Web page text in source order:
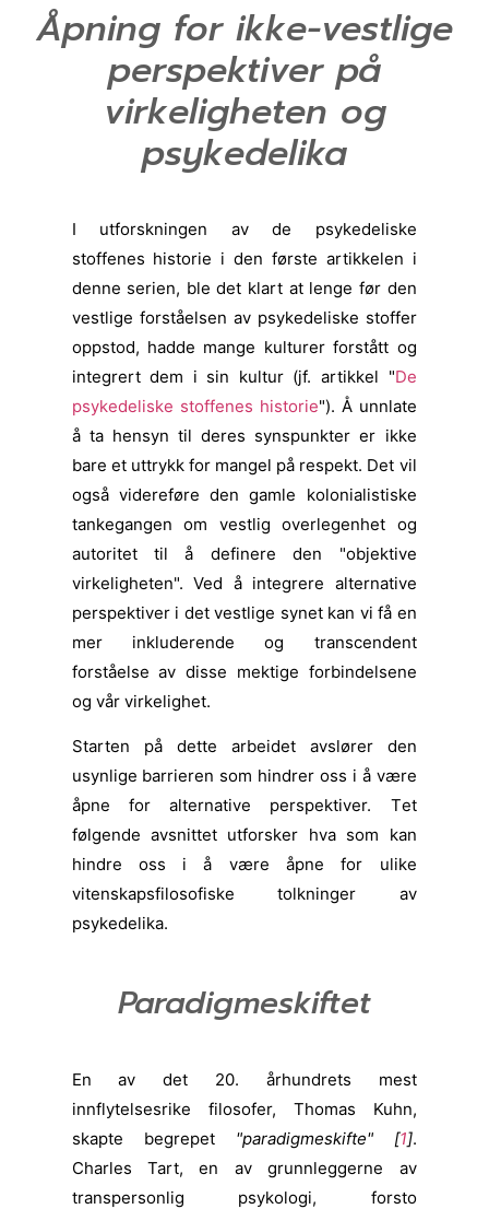
Åpning for ikke-vestlige
perspektiver på
virkeligheten og
psykedelika
I utforskningen av de psykedeliske
stoffenes historie i den første artikkelen i
denne serien, ble det klart at lenge før den
vestlige forståelsen av psykedeliske stoffer
oppstod, hadde mange kulturer forstått og
integrert dem i sin kultur (jf. artikkel "De
psykedeliske stoffenes historie"). Å unnlate
å ta hensyn til deres synspunkter er ikke
bare et uttrykk for mangel på respekt. Det vil
også videreføre den gamle kolonialistiske
tankegangen om vestlig overlegenhet og
autoritet til å definere den "objektive
virkeligheten". Ved å integrere alternative
perspektiver i det vestlige synet kan vi få en
mer inkluderende og transcendent
forståelse av disse mektige forbindelsene
og vår virkelighet.
Starten på dette arbeidet avslører den
usynlige barrieren som hindrer oss i å være
åpne for alternative perspektiver. Tet
følgende avsnittet utforsker hva som kan
hindre oss i å være åpne for ulike
vitenskapsfilosofiske tolkninger av
psykedelika.
Paradigmeskiftet
En av det 20. århundrets mest
innflytelsesrike filosofer, Thomas Kuhn,
skapte begrepet"paradigmeskifte" [1].
Charles Tart, en av grunnleggerne av
transpersonlig psykologi, forsto